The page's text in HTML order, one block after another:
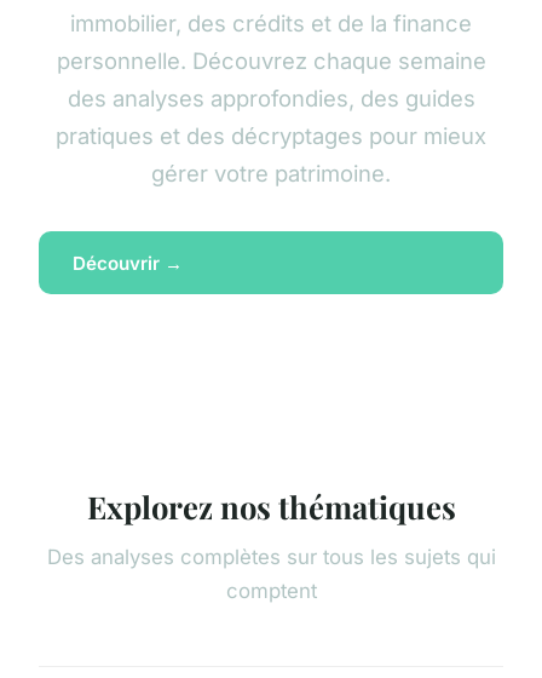
immobilier, des crédits et de la finance
personnelle. Découvrez chaque semaine
des analyses approfondies, des guides
pratiques et des décryptages pour mieux
gérer votre patrimoine.
Découvrir →
Explorez nos thématiques
Des analyses complètes sur tous les sujets qui
comptent